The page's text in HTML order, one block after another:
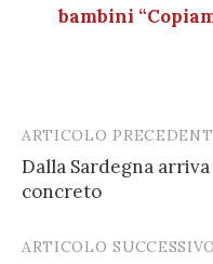
bambini
Post
navigation
ARTICOLO
Dalla Sardegna
concreto
ARTICOLO SUCCESSIVO